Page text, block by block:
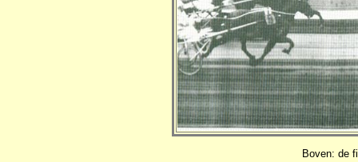
Boven: de